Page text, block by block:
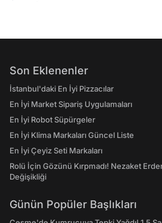
Son Eklenenler
İstanbul'daki En İyi Pizzacılar
En İyi Market Sipariş Uygulamaları
En İyi Robot Süpürgeler
En İyi Klima Markaları Güncel Liste
En İyi Çeyiz Seti Markaları
Rolü İçin Gözünü Kırpmadı! Nezaket
Değişikliği
Günün Popüler Başlıkları